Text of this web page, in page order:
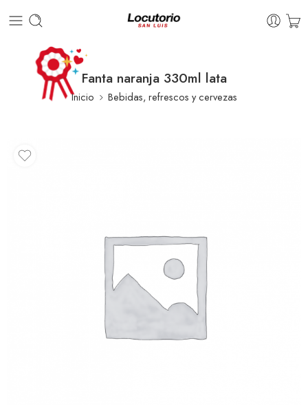
Fanta naranja 330ml lata
Inicio Bebidas, refrescos y cervezas